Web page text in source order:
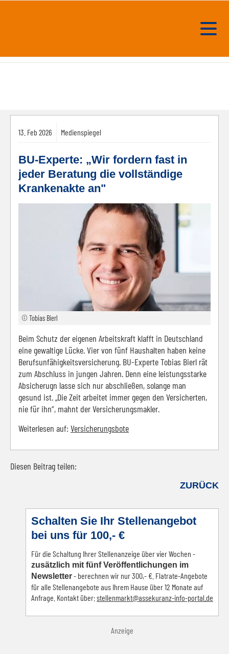
13. Feb 2026 Medienspiegel
BU-Experte: „Wir fordern fast in
jeder Beratung die vollständige
Krankenakte an"
© Tobias Bierl
Beim Schutz der eigenen Arbeitskraft klafft in Deutschland
eine gewaltige Lücke. Vier von fünf Haushalten haben keine
Berufsunfähigkeitsversicherung. BU-Experte Tobias Bierl rät
zum Abschluss in jungen Jahren. Denn eine leistungsstarke
Absicherugn lasse sich nur abschließen, solange man
gesund ist. „Die Zeit arbeitet immer gegen den Versicherten,
nie für ihn“, mahnt der Versicherungsmakler.
Weiterlesen auf: Versicherungsbote
Diesen Beitrag teilen:
ZURÜCK
Schalten Sie Ihr Stellenangebot
bei uns für 100,- €
Für die Schaltung Ihrer Stellenanzeige über vier Wochen -
zusätzlich mit fünf Veröffentlichungen im
Newsletter- berechnen wir nur 300,- €. Flatrate-Angebote
für alle Stellenangebote aus Ihrem Hause über 12 Monate auf
Anfrage. Kontakt über:stellenmarkt@assekuranz-info-portal.de
Anzeige